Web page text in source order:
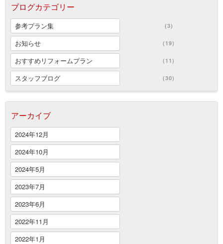
ブログカテゴリー
参考プラン集 (3)
お知らせ (19)
おすすめリフォームプラン (11)
スタッフブログ (30)
アーカイブ
2024年12月
2024年10月
2024年5月
2023年7月
2023年6月
2022年11月
2022年1月